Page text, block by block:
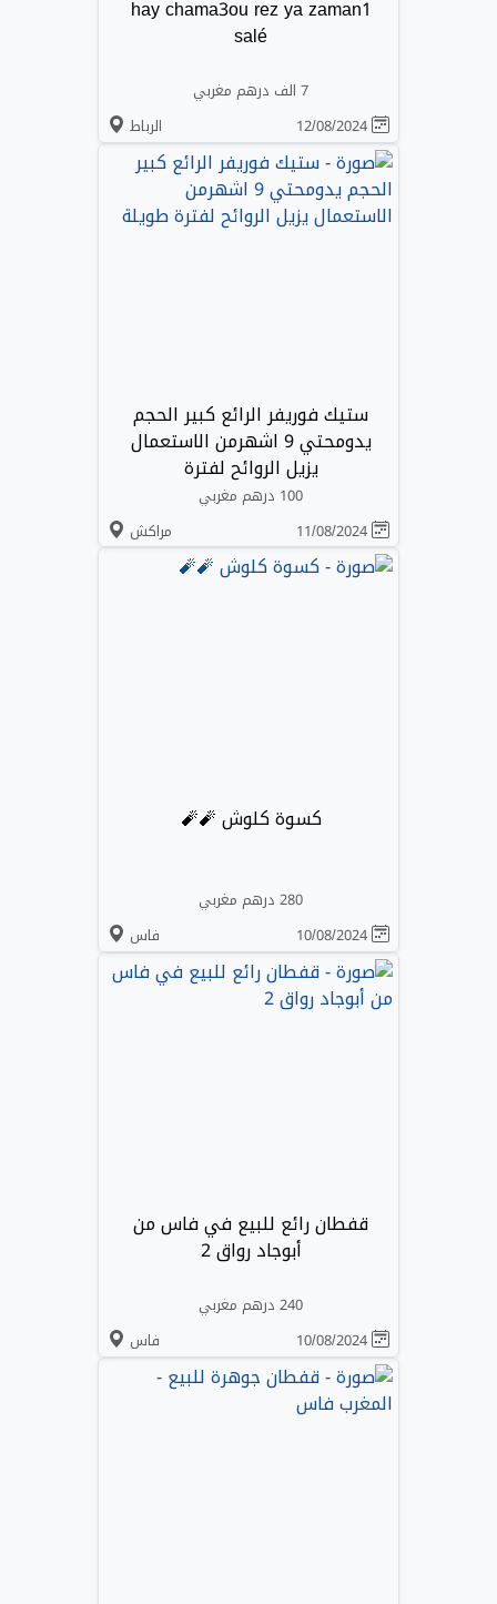
hay chama3ou rez ya zaman1
salé
7 الف درهم مغربي
الرباط
ستيك فوريفر الرائع كبير الحجم
يدومحتي 9 اشهرمن الاستعمال
يزيل الروائح لفترة
100 درهم مغربي
مراكش
كسوة كلوش 🧨🧨
280 درهم مغربي
فاس
قفطان رائع للبيع في فاس من
أبوجاد رواق 2
240 درهم مغربي
فاس